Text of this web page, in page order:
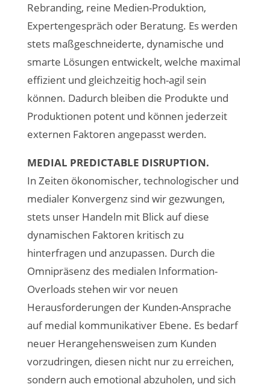
Rebranding, reine Medien-Produktion,
Expertengespräch oder Beratung. Es werden
stets maßgeschneiderte, dynamische und
smarte Lösungen entwickelt, welche maximal
effizient und gleichzeitig hoch-agil sein
können. Dadurch bleiben die Produkte und
Produktionen potent und können jederzeit
externen Faktoren angepasst werden.
MEDIAL PREDICTABLE DISRUPTION.
In Zeiten ökonomischer, technologischer und
medialer Konvergenz sind wir gezwungen,
stets unser Handeln mit Blick auf diese
dynamischen Faktoren kritisch zu
hinterfragen und anzupassen. Durch die
Omnipräsenz des medialen Information-
Overloads stehen wir vor neuen
Herausforderungen der Kunden-Ansprache
auf medial kommunikativer Ebene. Es bedarf
neuer Herangehensweisen zum Kunden
vorzudringen, diesen nicht nur zu erreichen,
sondern auch emotional abzuholen, und sich